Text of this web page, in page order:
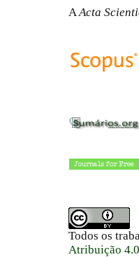
A Acta
Todos os
Atribuição